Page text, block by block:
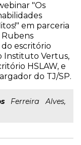
"Os
em parceria
escritório
Instituto Vertus,
HSLAW, e
do TJ/SP.
Ferreira Alves,